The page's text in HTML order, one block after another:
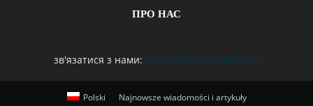
ПРО НАС
зв'язатися з нами: maxwelhelp@gmail.com
Polski Najnowsze wiadomości i artykuły